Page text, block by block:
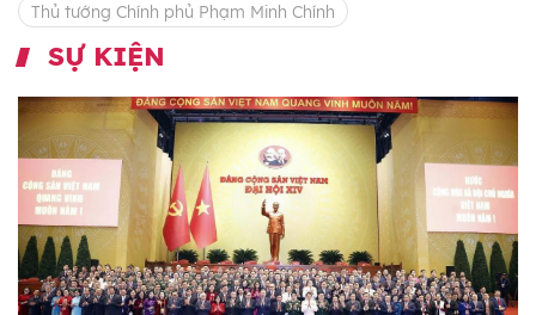
Thủ tướng Chính phủ Phạm Minh Chính
SỰ KIỆN